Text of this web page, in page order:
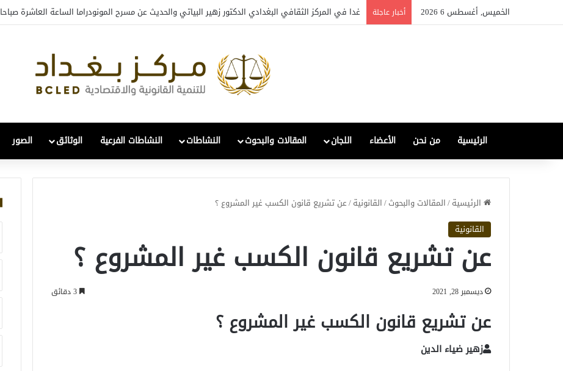
الخميس, أغسطس 6 2026 أخبار عاجلة غدا في المركز الثقافي البغدادي الدكتور زهير البياتي والحديث عن مسرح المونودراما الساعة العاشرة صباحا
الرئيسية من نحن الأعضاء اللجان المقالات والبحوث النشاطات النشاطات الفرعية الوثائق الصور
الرئيسية/المقالات والبحوث/القانونية/عن تشريع قانون الكسب غير المشروع ؟
القانونية
عن تشريع قانون الكسب غير المشروع ؟
ديسمبر 28, 2021
عن تشريع قانون الكسب غير المشروع ؟
زهير ضياء الدين